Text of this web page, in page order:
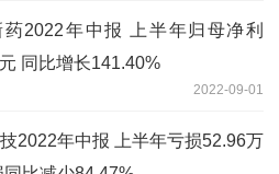
药2022年中报 上半年归母净利
同比增长141.40%
2022-09-01
2022年中报 上半年亏损52.96万